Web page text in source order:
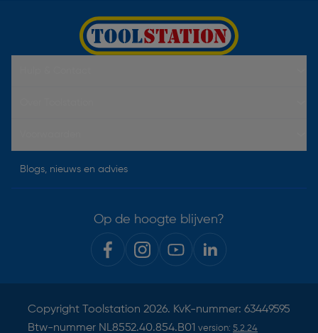
Blogs, nieuws en advies
Op de hoogte blijven?
Copyright Toolstation 2026. KvK-nummer: 63449595
Btw-nummer NL8552.40.854.B01 version: 5.2.24